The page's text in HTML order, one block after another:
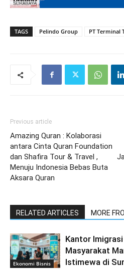
TAGS Pelindo Group PT Terminal
Previous article
Amazing Quran : Kolaborasi
antara Cinta Quran Foundation
dan Shafira Tour & Travel ,
Menuju Indonesia Bebas Buta
Aksara Quran
RELATED ARTICLES MORE
Ekonomi Bisnis
Kantor
Masyarakat
Istimewa di